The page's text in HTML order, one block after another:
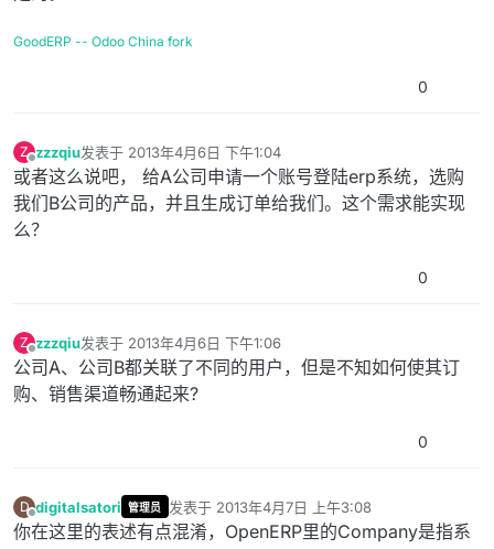
GoodERP -- Odoo China fork
0
Z
离线
zzzqiu发表于 2013年4月6日 下午1:04
最后由 编辑
或者这么说吧， 给A公司申请一个账号登陆erp系统，选购
我们B公司的产品，并且生成订单给我们。这个需求能实现
么？
0
Z
离线
zzzqiu发表于 2013年4月6日 下午1:06
最后由 编辑
公司A、公司B都关联了不同的用户，但是不知如何使其订
购、销售渠道畅通起来?
0
D
离线
digitalsatori 管理员 发表于 2013年4月7日 上午3:08
最后由 编辑
你在这里的表述有点混淆，OpenERP里的Company是指系